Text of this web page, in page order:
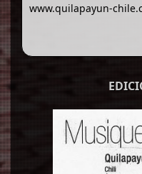
www.quilapayun-